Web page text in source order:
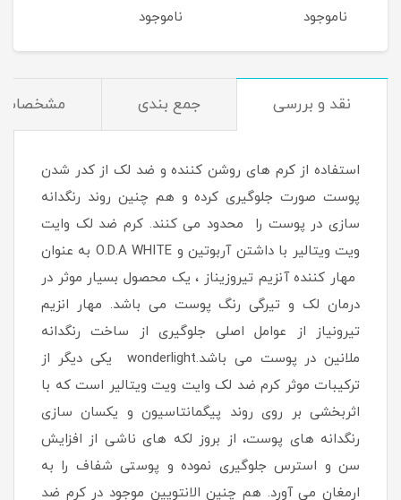
میلی لیتر
ناموجود ناموجود
نقد و بررسی جمع بندی مشخصات
استفاده از کرم های روشن کننده و ضد لک از کدر شدن
پوست صورت جلوگیری کرده و هم چنین روند رنگدانه
سازی در پوست را محدود می کنند. کرم ضد لک وایت
ویت ویتالیر با داشتن آربوتین و O.D.A WHITE به عنوان
مهار کننده آنزیم تیروزیناز ، یک محصول بسیار موثر در
درمان لک و تیرگی رنگ پوست می باشد. مهار انزیم
تیرونیاز از عوامل اصلی جلوگیری از ساخت رنگدانه
ملانین در پوست می باشد.wonderlight یکی دیگر از
ترکیبات موثر کرم ضد لک وایت ویت ویتالیر است که با
اثربخشی بر روی روند پیگمانتاسیون و یکسان سازی
رنگدانه های پوست، از بروز لکه های ناشی از افزایش
سن و استرس جلوگیری نموده و پوستی شفاف را به
ارمغان می آورد. هم چنین الانتویین موجود در کرم ضد